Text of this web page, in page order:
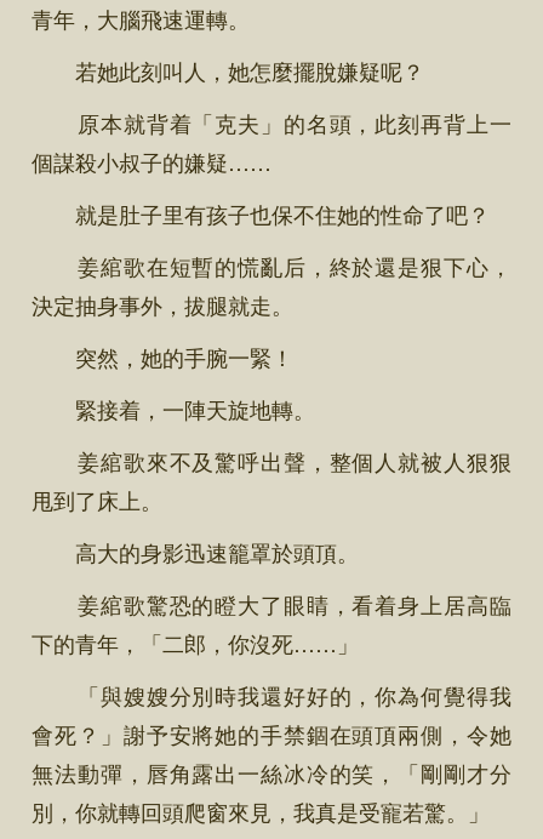
青年，大腦飛速運轉。
若她此刻叫人，她怎麼擺脫嫌疑呢？
原本就背着「克夫」的名頭，此刻再背上一
個謀殺小叔子的嫌疑……
就是肚子里有孩子也保不住她的性命了吧？
姜綰歌在短暫的慌亂后，終於還是狠下心，
決定抽身事外，拔腿就走。
突然，她的手腕一緊！
緊接着，一陣天旋地轉。
姜綰歌來不及驚呼出聲，整個人就被人狠狠
甩到了床上。
高大的身影迅速籠罩於頭頂。
姜綰歌驚恐的瞪大了眼睛，看着身上居高臨
下的青年，「二郎，你沒死……」
「與嫂嫂分別時我還好好的，你為何覺得我
會死？」謝予安將她的手禁錮在頭頂兩側，令她
無法動彈，唇角露出一絲冰冷的笑，「剛剛才分
別，你就轉回頭爬窗來見，我真是受寵若驚。」